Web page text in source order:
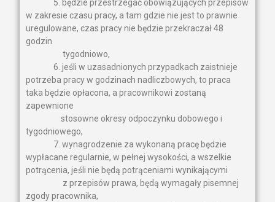
5. będzie przestrzegać obowiązujących przepisów
w zakresie czasu pracy, a tam gdzie nie jest to prawnie
uregulowane, czas pracy nie będzie przekraczał 48
godzin
tygodniowo,
6. jeśli w uzasadnionych przypadkach zaistnieje
potrzeba pracy w godzinach nadliczbowych, to praca
taka będzie opłacona, a pracownikowi zostaną
zapewnione
stosowne okresy odpoczynku dobowego i
tygodniowego,
7. wynagrodzenie za wykonaną pracę będzie
wypłacane regularnie, w pełnej wysokości, a wszelkie
potrącenia, jeśli nie będą potrąceniami wynikającymi
z przepisów prawa, będą wymagały pisemnej
zgody pracownika,